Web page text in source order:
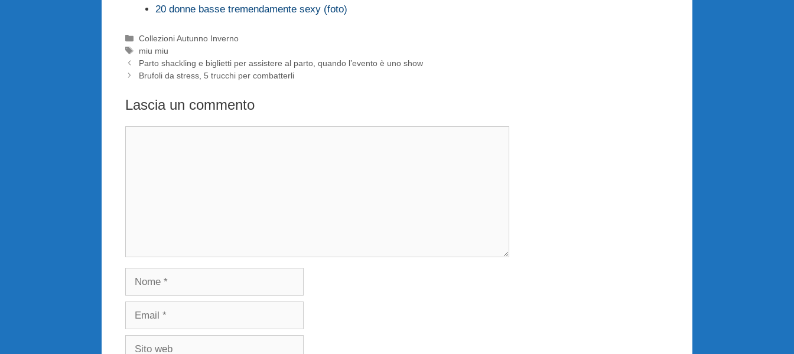
20 donne basse tremendamente sexy (foto)
Categorie
Collezioni Autunno Inverno
Tag
miu miu
Parto shackling e biglietti per assistere al parto, quando l’evento è uno show
Brufoli da stress, 5 trucchi per combatterli
Lascia un commento
Nome
Email
Sito